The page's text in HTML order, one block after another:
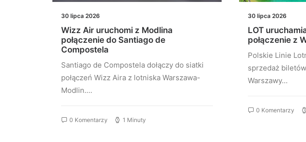
30 lipca 2026
Wizz Air uruchomi z Modlina
połączenie do Santiago de
Compostela
Santiago de Compostela dołączy do siatki
połączeń Wizz Aira z lotniska Warszawa-
Modlin.…
0 Komentarzy 1 Minuty
30 lipca 2026
LOT
połączenie z
Polskie Linie
sprzedaż
Warszawy…
0 Komentarzy